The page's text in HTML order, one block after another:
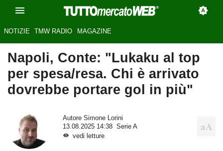
NOTIZIE TMW RADIO MAGAZINE
Napoli, Conte: "Lukaku al top
per spesa/resa. Chi è arrivato
dovrebbe portare gol in più"
Autore Simone Lorini
13.08.2025 14:38
Serie A
vedi letture